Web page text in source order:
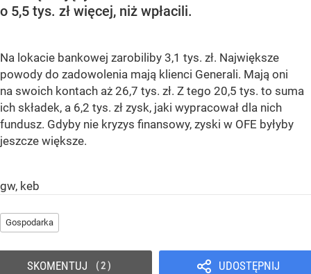
o 5,5 tys. zł więcej, niż wpłacili.
Na lokacie bankowej zarobiliby 3,1 tys. zł. Największe
powody do zadowolenia mają klienci Generali. Mają oni
na swoich kontach aż 26,7 tys. zł. Z tego 20,5 tys. to suma
ich składek, a 6,2 tys. zł zysk, jaki wypracował dla nich
fundusz. Gdyby nie kryzys finansowy, zyski w OFE byłyby
jeszcze większe.
gw, keb
Gospodarka
UDOSTĘPNIJ
SKOMENTUJ 2